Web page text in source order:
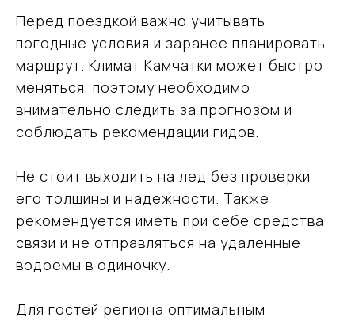
Перед поездкой важно учитывать
погодные условия и заранее планировать
маршрут. Климат Камчатки может быстро
меняться, поэтому необходимо
внимательно следить за прогнозом и
соблюдать рекомендации гидов.
Не стоит выходить на лед без проверки
его толщины и надежности. Также
рекомендуется иметь при себе средства
связи и не отправляться на удаленные
водоемы в одиночку.
Для гостей региона оптимальным
персональных данных в соответствии
сПолитикой обработки персональных
Заказать консультацию эксперта